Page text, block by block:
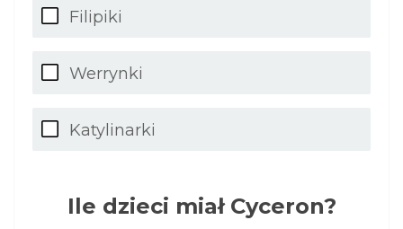
Filipiki
Werrynki
Katylinarki
Ile dzieci miał Cyceron?